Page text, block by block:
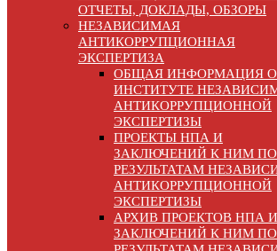
ОТЧЕТЫ, ДОКЛАДЫ, ОБЗОРЫ
НЕЗАВИСИМАЯ
АНТИКОРРУПЦИОННАЯ
ЭКСПЕРТИЗА
ОБЩАЯ ИНФОРМАЦИЯ
ИНСТИТУТЕ
АНТИКОРРУПЦИОННОЙ
ЭКСПЕРТИЗЫ
ПРОЕКТЫ НПА И
ЗАКЛЮЧЕНИЙ К НИМ ПО
РЕЗУЛЬТАТАМ
АНТИКОРРУПЦИОННОЙ
ЭКСПЕРТИЗЫ
АРХИВ ПРОЕКТОВ НПА И
ЗАКЛЮЧЕНИЙ К НИМ ПО